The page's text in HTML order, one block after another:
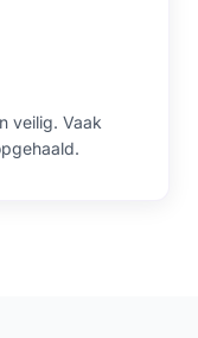
veilig. Vaak